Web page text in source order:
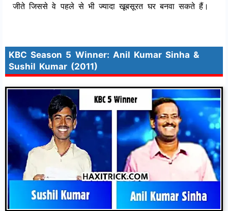
जीते जिससे वे पहले से भी ज्यादा खूबसूरत घर बनवा सकते हैं।
KBC Season 5 Winner: Anil Kumar Sinha &
Sushil Kumar (2011)